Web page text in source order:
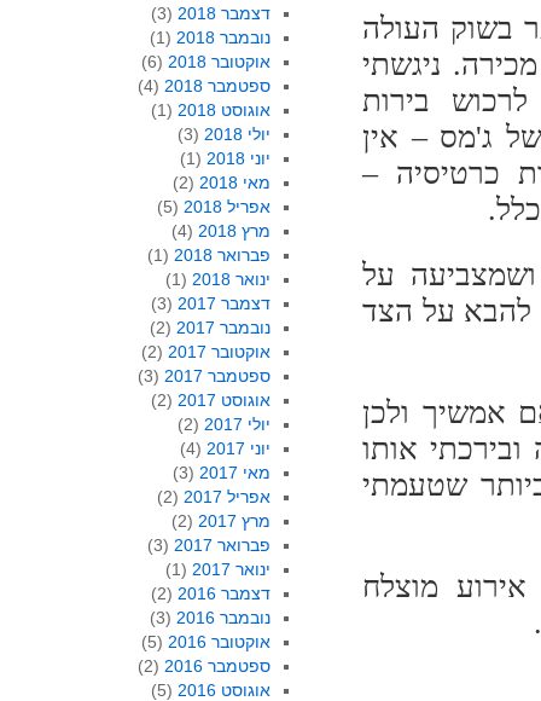
בשוק העולה
ניגשתי
בירות
ג'מס – אין
כרטיסיה –
על
להבא על הצד
אמשיך ולכן
אותו
שטעמתי
מוצלח
דצמבר 2018
(3)
נובמבר 2018
(1)
אוקטובר 2018
(6)
ספטמבר 2018
(4)
אוגוסט 2018
(1)
יולי 2018
(3)
יוני 2018
(1)
מאי 2018
(2)
אפריל 2018
(5)
מרץ 2018
(4)
פברואר 2018
(1)
ינואר 2018
(1)
דצמבר 2017
(3)
נובמבר 2017
(2)
אוקטובר 2017
(2)
ספטמבר 2017
(3)
אוגוסט 2017
(2)
יולי 2017
(2)
יוני 2017
(4)
מאי 2017
(3)
אפריל 2017
(2)
מרץ 2017
(2)
פברואר 2017
(3)
ינואר 2017
(1)
דצמבר 2016
(2)
נובמבר 2016
(3)
אוקטובר 2016
(5)
ספטמבר 2016
(2)
אוגוסט 2016
(5)